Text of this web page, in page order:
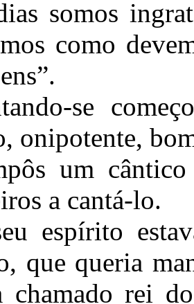
somos
como
se
onipotente,
um cântico
a cantá-lo.
espírito
que queria
chamado rei